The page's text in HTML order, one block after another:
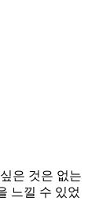
은 것은 없는
느낄 수 있었